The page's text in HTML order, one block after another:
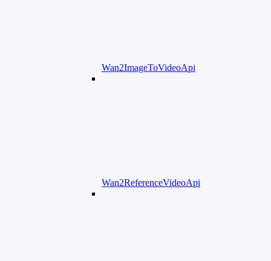
Wan2ImageToVideoApi
Wan2ReferenceVideoApi